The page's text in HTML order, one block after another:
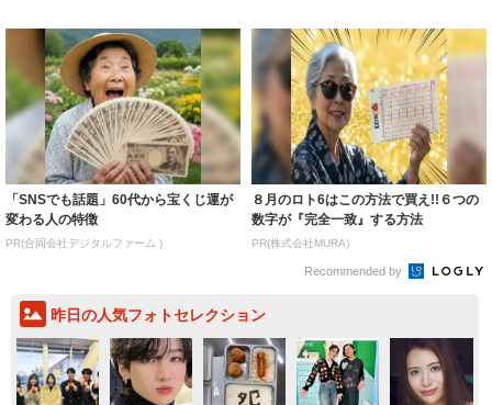
「SNSでも話題」60代から宝くじ運が
変わる人の特徴
PR(合同会社デジタルファーム )
８月のロト6はこの方法で買え!!６つの
数字が『完全一致』する方法
PR(株式会社MURA)
Recommended by
昨日の人気フォトセレクション